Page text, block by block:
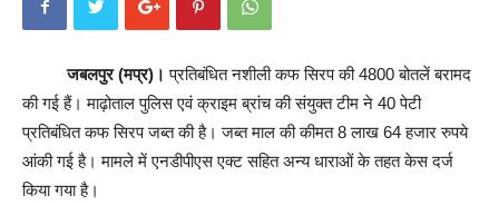
जबलपुर (मप्र)। प्रतिबंधित नशीली कफ सिरप की 4800 बोतलें बरामद
की गई हैं। माढ़ोताल पुलिस एवं क्राइम ब्रांच की संयुक्त टीम ने 40 पेटी
प्रतिबंधित कफ सिरप जब्त की है। जब्त माल की कीमत 8 लाख 64 हजार रुपये
आंकी गई है। मामले में एनडीपीएस एक्ट सहित अन्य धाराओं के तहत केस दर्ज
किया गया है।